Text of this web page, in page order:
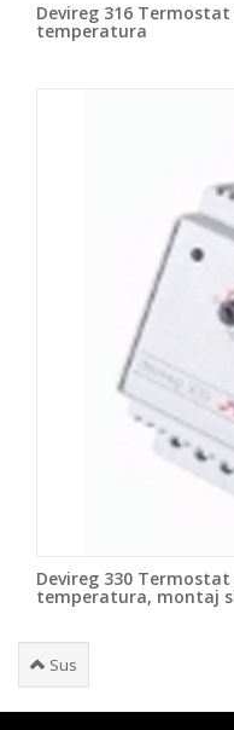
Devireg 316
temperatura
Devireg 330 Termostat
temperatura, montaj
Sus